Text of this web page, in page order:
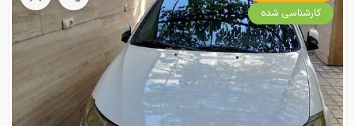
کارشناسی شده